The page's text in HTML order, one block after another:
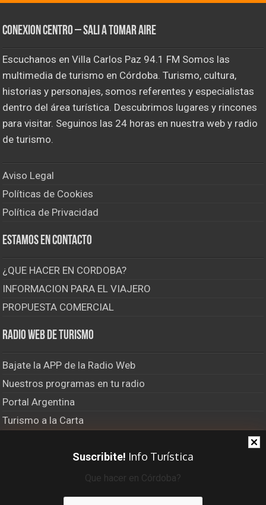
Suscribite! Info Turística
Que hacer en Córdoba?
CONEXION CENTRO – Sali a tomar aire
Escuchanos en Villa Carlos Paz 94.1 FM Somos las
multimedia de turismo en Córdoba. Turismo, cultura,
historias y personajes, somos referentes y especialistas
dentro del área turística. Descubrimos lugares y rincones
para visitar. Seguinos las 24 horas en nuestra web y radio
de turismo.
Aviso Legal
Políticas de Cookies
Política de Privacidad
Estamos en contacto
¿QUE HACER EN CORDOBA?
INFORMACION PARA EL VIAJERO
PROPUESTA COMERCIAL
Radio Web de Turismo
Bajate la APP de la Radio Web
Nuestros programas en tu radio
Portal Argentina
Turismo a la Carta
Viajero Frecuente Radio
Recibí info turística